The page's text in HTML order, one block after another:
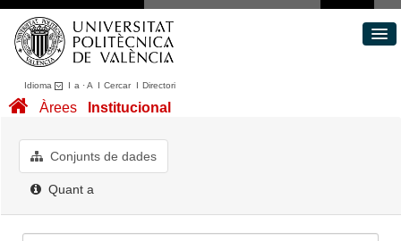
Idioma I a ·A I CercarI Directori
Conjunts de dades
Quant a
Àrees Institucional
Conjunts de dades
Quant a